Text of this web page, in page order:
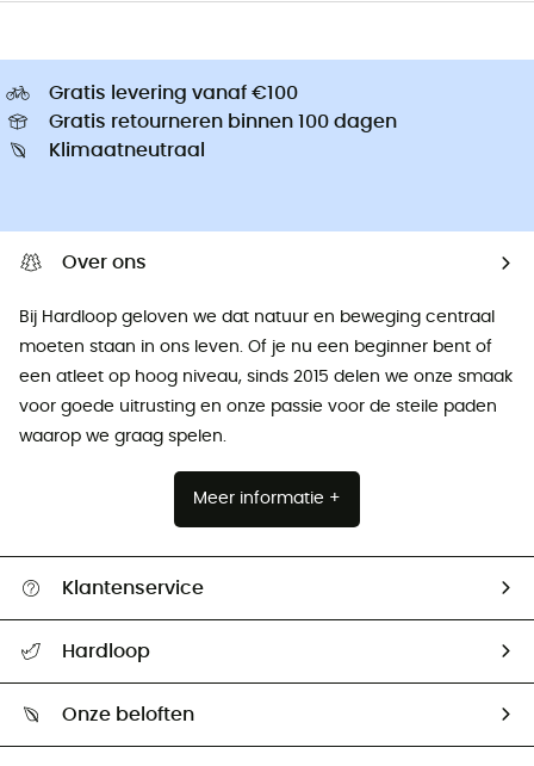
Gratis levering vanaf €100
Gratis retourneren binnen 100 dagen
Klimaatneutraal
Over ons
Bij Hardloop geloven we dat natuur en beweging centraal
moeten staan ​​in ons leven. Of je nu een beginner bent of
een atleet op hoog niveau, sinds 2015 delen we onze smaak
voor goede uitrusting en onze passie voor de steile paden
waarop we graag spelen.
Meer informatie +
Klantenservice
Mijn zending volgen
Retourzendingen & Terugbetalingen
Hardloop
Onze beloften